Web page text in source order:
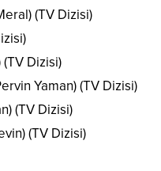
(TV Dizisi)
Dizisi)
Yaman) (TV Dizisi)
(TV Dizisi)
(TV Dizisi)